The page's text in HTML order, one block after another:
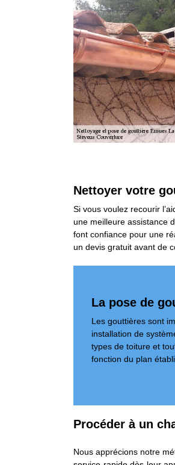
Nettoyer votre
Si vous voulez recourir
une meilleure assistance
font confiance pour une
un devis gratuit avant de
La pose de
Les gouttières sont
installation de
types de toiture et
fonction du plan
Procéder à un
Nous apprécions notre